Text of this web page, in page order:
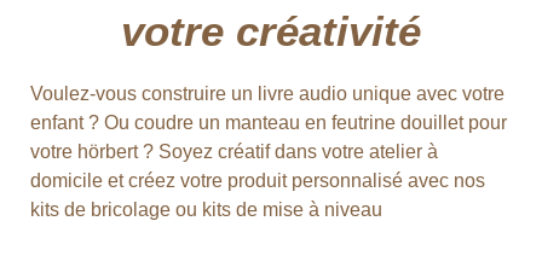
votre créativité
Voulez-vous construire un livre audio unique avec votre
enfant ? Ou coudre un manteau en feutrine douillet pour
votre hörbert ? Soyez créatif dans votre atelier à
domicile et créez votre produit personnalisé avec nos
kits de bricolage ou kits de mise à niveau